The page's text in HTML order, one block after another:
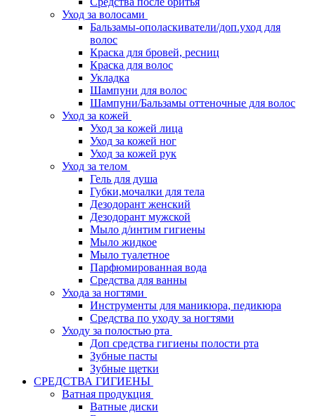
Уход за волосами
Бальзамы-ополаскиватели/доп.уход для
волос
Краска для бровей, ресниц
Краска для волос
Укладка
Шампуни для волос
Шампуни/Бальзамы оттеночные для волос
Уход за кожей
Уход за кожей лица
Уход за кожей ног
Уход за кожей рук
Уход за телом
Гель для душа
Губки,мочалки для тела
Дезодорант женский
Дезодорант мужской
Мыло д/интим гигиены
Мыло жидкое
Мыло туалетное
Парфюмированная вода
Средства для ванны
Ухода за ногтями
Инструменты для маникюра, педикюра
Средства по уходу за ногтями
Уходу за полостью рта
Доп средства гигиены полости рта
Зубные пасты
Зубные щетки
СРЕДСТВА ГИГИЕНЫ
Ватная продукция
Ватные диски